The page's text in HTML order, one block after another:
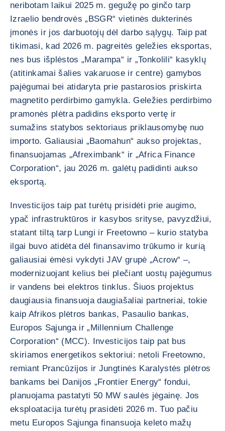
neribotam laikui 2025 m. gegužę po ginčo tarp
Izraelio bendrovės „BSGR“ vietinės dukterinės
įmonės ir jos darbuotojų dėl darbo sąlygų. Taip pat
tikimasi, kad 2026 m. pagreitės geležies eksportas,
nes bus išplėstos „Marampa“ ir „Tonkolili“ kasyklų
(atitinkamai šalies vakaruose ir centre) gamybos
pajėgumai bei atidaryta prie pastarosios priskirta
magnetito perdirbimo gamykla. Geležies perdirbimo
pramonės plėtra padidins eksporto vertę ir
sumažins statybos sektoriaus priklausomybę nuo
importo. Galiausiai „Baomahun“ aukso projektas,
finansuojamas „Afreximbank“ ir „Africa Finance
Corporation“, jau 2026 m. galėtų padidinti aukso
eksportą.
Investicijos taip pat turėtų prisidėti prie augimo,
ypač infrastruktūros ir kasybos srityse, pavyzdžiui,
statant tiltą tarp Lungi ir Freetowno – kurio statyba
ilgai buvo atidėta dėl finansavimo trūkumo ir kurią
galiausiai ėmėsi vykdyti JAV grupė „Acrow“ –,
modernizuojant kelius bei plečiant uostų pajėgumus
ir vandens bei elektros tinklus. Šiuos projektus
daugiausia finansuoja daugiašaliai partneriai, tokie
kaip Afrikos plėtros bankas, Pasaulio bankas,
Europos Sąjunga ir „Millennium Challenge
Corporation“ (MCC). Investicijos taip pat bus
skiriamos energetikos sektoriui: netoli Freetowno,
remiant Prancūzijos ir Jungtinės Karalystės plėtros
bankams bei Danijos „Frontier Energy“ fondui,
planuojama pastatyti 50 MW saulės jėgainę. Jos
eksploatacija turėtų prasidėti 2026 m. Tuo pačiu
metu Europos Sąjunga finansuoja keleto mažų